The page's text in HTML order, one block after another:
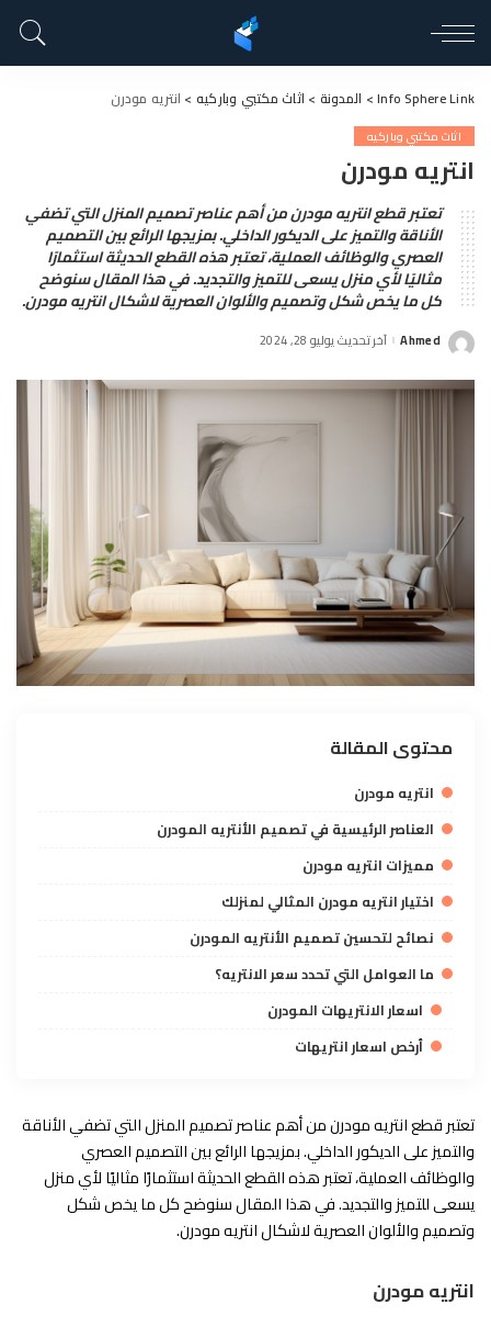
Info Sphere Link
> المدونة > اثاث مكتبي وباركيه > انتريه مودرن
اثاث مكتبي وباركيه
انتريه مودرن
تعتبر قطع انتريه مودرن من أهم عناصر تصميم المنزل التي تضفي
الأناقة والتميز على الديكور الداخلي. بمزيجها الرائع بين التصميم
العصري والوظائف العملية، تعتبر هذه القطع الحديثة استثمارًا
مثاليًا لأي منزل يسعى للتميز والتجديد. في هذا المقال سنوضح
كل ما يخص شكل وتصميم والألوان العصرية لاشكال انتريه مودرن.
Posted
Ahmed آخر تحديث يوليو 28, 2024
محتوى المقالة
انتريه مودرن
العناصر الرئيسية في تصميم الأنتريه المودرن
مميزات انتريه مودرن
اختيار انتريه مودرن المثالي لمنزلك
نصائح لتحسين تصميم الأنتريه المودرن
ما العوامل التي تحدد سعر الانتريه؟
اسعار الانتريهات المودرن
أرخص اسعار انتريهات
تعتبر قطع انتريه مودرن من أهم عناصر تصميم المنزل التي تضفي الأناقة
والتميز على الديكور الداخلي. بمزيجها الرائع بين التصميم العصري
والوظائف العملية، تعتبر هذه القطع الحديثة استثمارًا مثاليًا لأي منزل
يسعى للتميز والتجديد. في هذا المقال سنوضح كل ما يخص شكل
وتصميم والألوان العصرية لاشكال انتريه مودرن.
انتريه مودرن